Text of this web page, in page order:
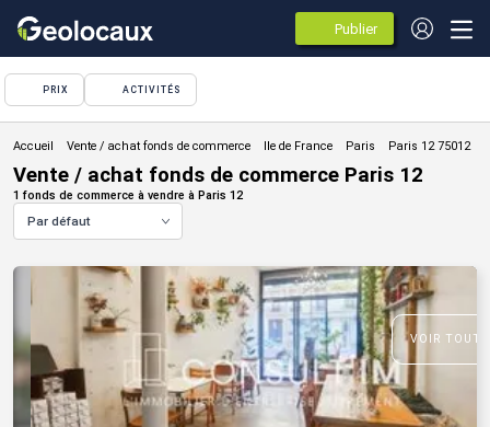
Publier
des
annonces
PRIX ACTIVITÉS
Vente / achat fonds de commerce
Vente / achat fonds de commerce Paris 12
1 fonds de commerce à vendre à Paris 12
Par défaut
VOIR